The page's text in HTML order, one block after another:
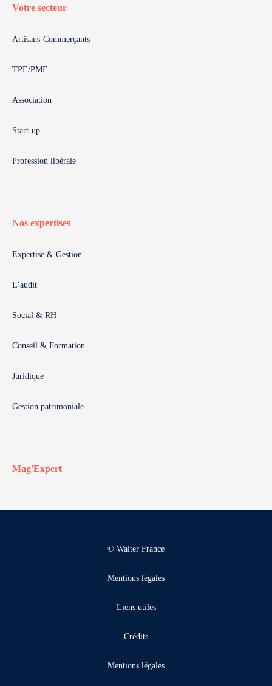
Votre secteur
Artisans-Commerçants
TPE/PME
Association
Start-up
Profession libérale
Nos expertises
Expertise & Gestion
L’audit
Social & RH
Conseil & Formation
Juridique
Gestion patrimoniale
Mag'Expert
© Walter France
Mentions légales
Liens utiles
Crédits
Mentions légales